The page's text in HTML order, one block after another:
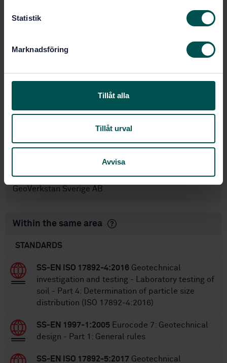
Statistik
Marknadsföring
Tillåt alla
Tillåt urval
Avvisa
Klicka här
för att ta dig till kommitténs digitala
Contact
If you have questions or want to know more about the
SIS standardization activities? Please contact us.
linda.mellgren@sis.se
Chairman
GeoVerkstan Sverige AB
Within the same area
STANDARDS
SS-EN ISO 17892-4:2016 Geotechnical
investigation and testing - Laboratory testing of
soil - Part 4: Determination of particle size
distribution (ISO 17892-4:2016)
SS-EN 1997-1:2005 Eurocode 7: Geotechnical
design - Part 1: General rules
SS-EN ISO 17892-5:2017 Geotechnical